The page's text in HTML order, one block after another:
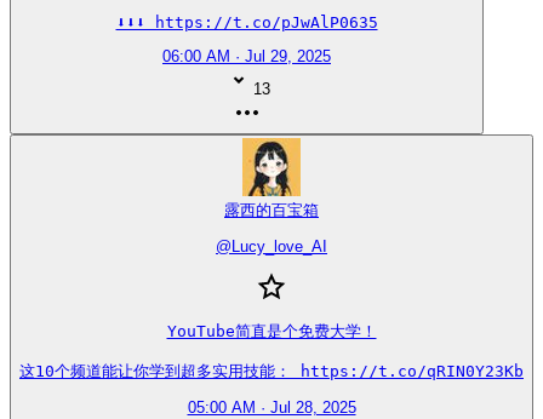
⬇️⬇️⬇️ https://t.co/pJwAlP0635
06:00 AM · Jul 29, 2025
13
露西的百宝箱
@ Lucy_love_AI
YouTube简直是个免费大学！
这10个频道能让你学到超多实用技能： https://t.co/qRIN0Y23Kb
05:00 AM · Jul 28, 2025